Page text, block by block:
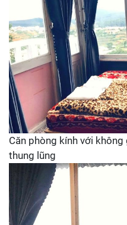
Căn phòng kính với
thung lũng